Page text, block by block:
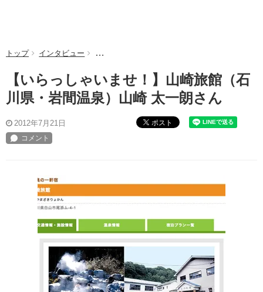
トップ インタビュー 【いらっしゃいませ！】山崎旅館（石川県・岩
【いらっしゃいませ！】山崎旅館（石
川県・岩間温泉）山崎 太一朗さん
2012年7月21日 ポスト